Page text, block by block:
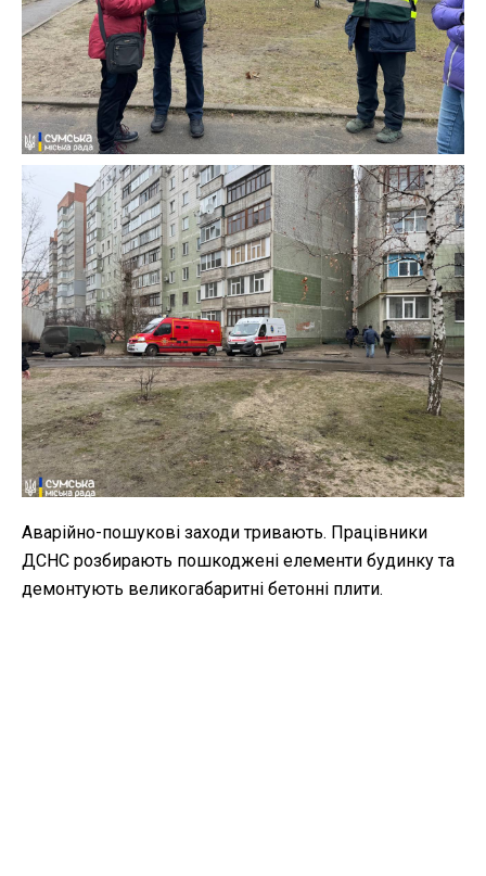
Аварійно-пошукові заходи тривають. Працівники
ДСНС розбирають пошкоджені елементи будинку та
демонтують великогабаритні бетонні плити.